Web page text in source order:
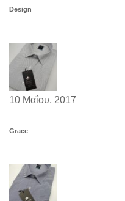
Design
10 Μαΐου, 2017
Grace